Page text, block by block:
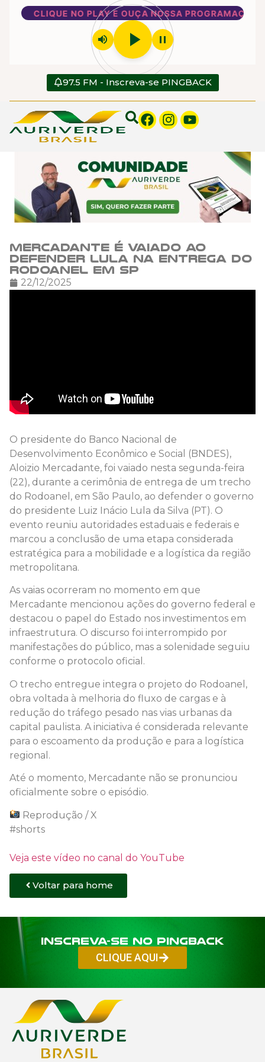
CLIQUE NO PLAY E OUÇA NOSSA PROGRAMAÇÃO
volume_up play_arrow pause
97.5 FM - Inscreva-se PINGBACK
Mercadante é vaiado ao
defender Lula na entrega do
Rodoanel em SP
22/12/2025
O presidente do Banco Nacional de
Desenvolvimento Econômico e Social (BNDES),
Aloizio Mercadante, foi vaiado nesta segunda-feira
(22), durante a cerimônia de entrega de um trecho
do Rodoanel, em São Paulo, ao defender o governo
do presidente Luiz Inácio Lula da Silva (PT). O
evento reuniu autoridades estaduais e federais e
marcou a conclusão de uma etapa considerada
estratégica para a mobilidade e a logística da região
metropolitana.
As vaias ocorreram no momento em que
Mercadante mencionou ações do governo federal e
destacou o papel do Estado nos investimentos em
infraestrutura. O discurso foi interrompido por
manifestações do público, mas a solenidade seguiu
conforme o protocolo oficial.
O trecho entregue integra o projeto do Rodoanel,
obra voltada à melhoria do fluxo de cargas e à
redução do tráfego pesado nas vias urbanas da
capital paulista. A iniciativa é considerada relevante
para o escoamento da produção e para a logística
regional.
Até o momento, Mercadante não se pronunciou
oficialmente sobre o episódio.
Reprodução / X
#shorts
Veja este vídeo no canal do YouTube
Voltar para home
Inscreva-se no PINGBACK
CLIQUE AQUI